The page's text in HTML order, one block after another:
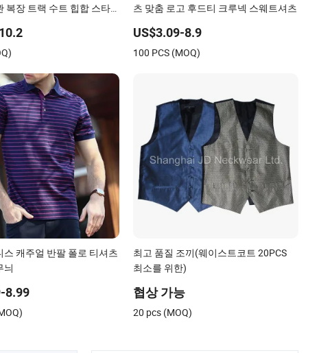
복장 트랙 수트 힙합 스타
트 후드티
츠 맞춤 로고 후드티 크루넥 스웨트셔츠
US$3.09-8.9
100 PCS (MOQ)
스 캐주얼 반팔 폴로 티셔츠
늬
8.99
최고 품질 조끼(웨이스트코트 20PCS
최소를 위한)
협상 가능
20 pcs (MOQ)